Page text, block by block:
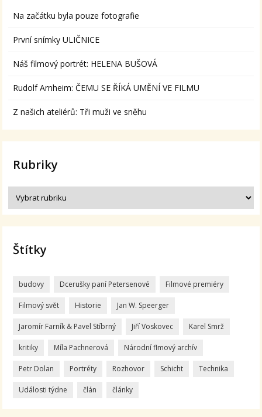
Na začátku byla pouze fotografie
První snímky ULIČNICE
Náš filmový portrét: HELENA BUŠOVÁ
Rudolf Arnheim: ČEMU SE ŘÍKÁ UMĚNÍ VE FILMU
Z našich ateliérů: Tři muži ve sněhu
Rubriky
Štítky
budovy Dcerušky paní Petersenové Filmové premiéry
Filmový svět Historie Jan W. Speerger
Jaromír Farník & Pavel Stíbrný Jiří Voskovec Karel Smrž
kritiky Míla Pachnerová Národní flmový archív
Petr Dolan Portréty Rozhovor Schicht Technika
Události týdne člán články